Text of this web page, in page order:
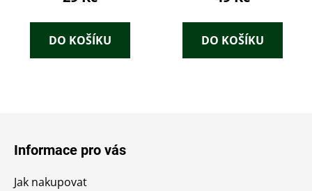
DO KOŠÍKU DO KOŠÍKU
Informace pro vás
Jak nakupovat